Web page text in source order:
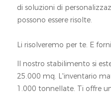
di soluzioni di
possono essere risolte.
Li risolveremo per te. E
Il nostro stabilimento si
25.000 mq. L'inventario
1.000 tonnellate. Ti offre